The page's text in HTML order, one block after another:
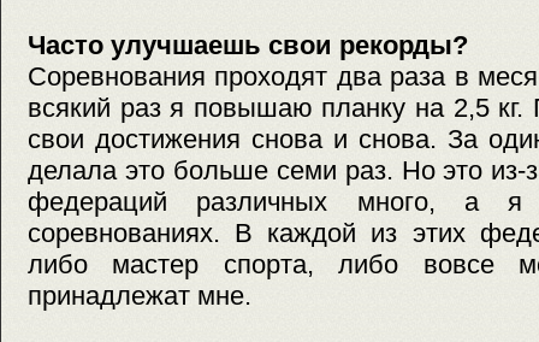
Часто улучшаешь свои рекорды?
Соревнования проходят два раза в
всякий раз я повышаю планку на 2,5 кг.
свои достижения снова и снова. За
делала это больше семи раз. Но это из-
федераций различных много, а
соревнованиях. В каждой из этих
либо мастер спорта, либо вовсе
принадлежат мне.